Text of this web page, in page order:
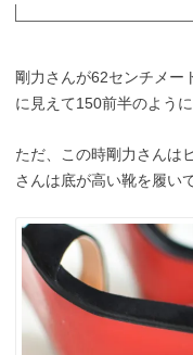
剛力さんが62センチメー
に見えて150前半のように
ただ、この時剛力さんは
さんは底が高い靴を履い